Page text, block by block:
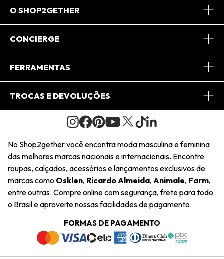
O SHOP2GETHER
Sobre Nós
Journal
Saiu na Mídia
Sustentabilidade
Navegando
Termos e Condições
CONCIERGE
Central de Relacionamento
Regulamento e Promoções
FERRAMENTAS
Minha Conta
Pedido de Presente
Wishlist
TROCAS E DEVOLUÇÕES
Condições Gerais
Troca Fácil
Restituição de Pagamento
Dúvidas Frequentes
Termos e Condições
Política de Privacidade
No Shop2gether você encontra moda masculina e feminina
das melhores marcas nacionais e internacionais. Encontre
roupas, calçados, acessórios e lançamentos exclusivos de
marcas como Osklen, Ricardo Almeida, Animale, Farm,
entre outras. Compre online com segurança, frete para todo
o Brasil e aproveite nossas facilidades de pagamento.
FORMAS DE PAGAMENTO